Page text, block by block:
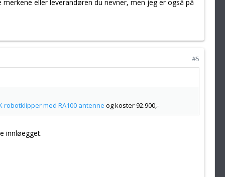
eller leverandøren du nevner, men jeg er også på
#5
robotklipper med RA100 antenne og koster 92.900,-
innløegget.